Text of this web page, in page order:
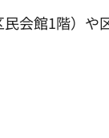
会館1階）や